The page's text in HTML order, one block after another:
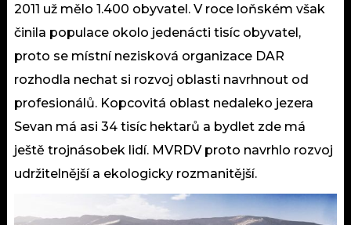
2011 už mělo 1.400 obyvatel. V roce loňském však
činila populace okolo jedenácti tisíc obyvatel,
proto se místní nezisková organizace DAR
rozhodla nechat si rozvoj oblasti navrhnout od
profesionálů. Kopcovitá oblast nedaleko jezera
Sevan má asi 34 tisíc hektarů a bydlet zde má
ještě trojnásobek lidí. MVRDV proto navrhlo rozvoj
udržitelnější a ekologicky rozmanitější.